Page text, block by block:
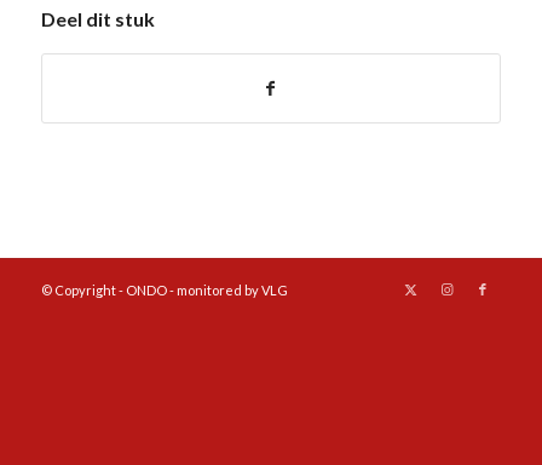
Deel dit stuk
© Copyright - ONDO - monitored by VLG